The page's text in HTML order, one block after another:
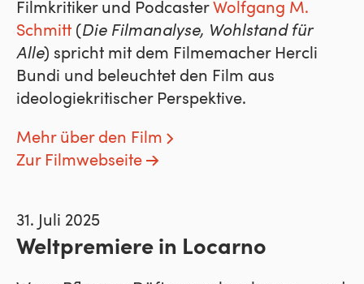
Filmkritiker und Podcaster Wolfgang M.
Schmitt ( Die Filmanalyse, Wohlstand für
Alle) spricht mit dem Filmemacher Hercli
Bundi und beleuchtet den Film aus
ideologiekritischer Perspektive.
Mehr über den Film
Zur Filmwebseite
31. Juli 2025
Weltpremiere in Locarno